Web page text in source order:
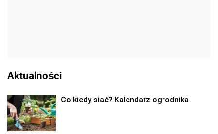
Aktualności
Co kiedy siać? Kalendarz ogrodnika